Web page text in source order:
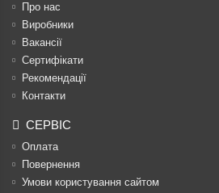
Про нас
Виробники
Вакансії
Сертифікати
Рекомендації
Контакти
СЕРВІС
Оплата
Повернення
Умови користування сайтом